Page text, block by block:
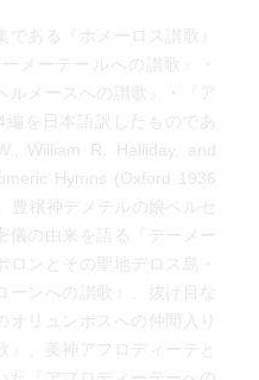
である『ホメーロス讃歌』
メーテールへの讃歌』・
ルメースへの讃歌』・『ア
編を日本語訳したものであ
William R. Halliday, and
Hymns (Oxford 1936
豊穣神デメテルの娘ペルセ
儀の由来を語る『デーメー
ロンとその聖地デロス島・
ーンへの讃歌』、抜け目な
オリュンポスへの仲間入り
』、美神アフロディーテと